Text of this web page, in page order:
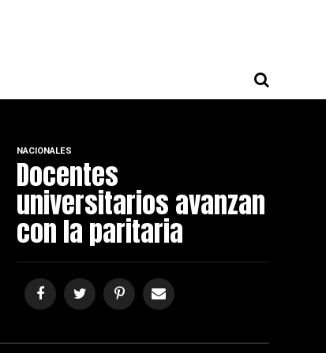
NACIONALES
Docentes
universitarios avanzan
con la paritaria